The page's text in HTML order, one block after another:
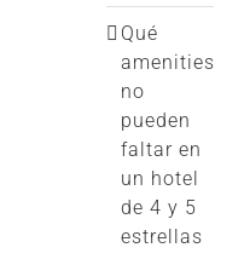
Qué
amenities
no
pueden
faltar en
un hotel
de 4 y 5
estrellas